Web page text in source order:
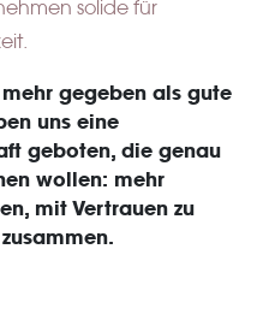
solide für
gegeben als gute
uns eine
geboten, die genau
wollen: mehr
mit Vertrauen zu